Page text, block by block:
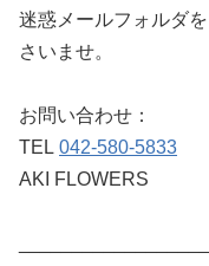
迷惑メールフォルダ
さいませ。
お問い合わせ：
TEL 042-580-5833
AKI FLOWERS